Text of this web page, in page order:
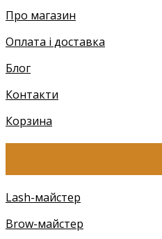
Про магазин
Оплата і доставка
Блог
Контакти
Корзина
Lash-майстер
Brow-майстер